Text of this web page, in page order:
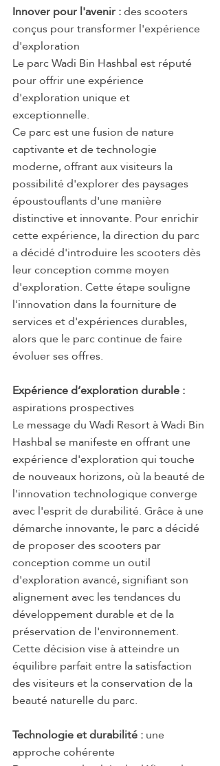
Innover pour l'avenir : des scooters
conçus pour transformer l'expérience
d'exploration
Le parc Wadi Bin Hashbal est réputé
pour offrir une expérience
d'exploration unique et
exceptionnelle.
Ce parc est une fusion de nature
captivante et de technologie
moderne, offrant aux visiteurs la
possibilité d'explorer des paysages
époustouflants d'une manière
distinctive et innovante. Pour enrichir
cette expérience, la direction du parc
a décidé d'introduire les scooters dès
leur conception comme moyen
d'exploration. Cette étape souligne
l'innovation dans la fourniture de
services et d'expériences durables,
alors que le parc continue de faire
évoluer ses offres.
Expérience d’exploration durable :
aspirations prospectives
Le message du Wadi Resort à Wadi Bin
Hashbal se manifeste en offrant une
expérience d'exploration qui touche
de nouveaux horizons, où la beauté de
l'innovation technologique converge
avec l'esprit de durabilité. Grâce à une
démarche innovante, le parc a décidé
de proposer des scooters par
conception comme un outil
d'exploration avancé, signifiant son
alignement avec les tendances du
développement durable et de la
préservation de l'environnement.
Cette décision vise à atteindre un
équilibre parfait entre la satisfaction
des visiteurs et la conservation de la
beauté naturelle du parc.
Technologie et durabilité : une
approche cohérente